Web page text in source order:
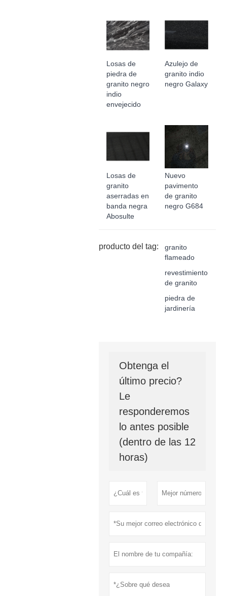
Losas de
piedra de
granito negro
indio
envejecido
Azulejo de
granito indio
negro Galaxy
Losas de
granito
aserradas en
banda negra
Abosulte
Nuevo
pavimento
de granito
negro G684
producto del tag:
granito
flameado
revestimiento
de granito
piedra de
jardinería
Obtenga el
último precio?
Le
responderemos
lo antes posible
(dentro de las 12
horas)